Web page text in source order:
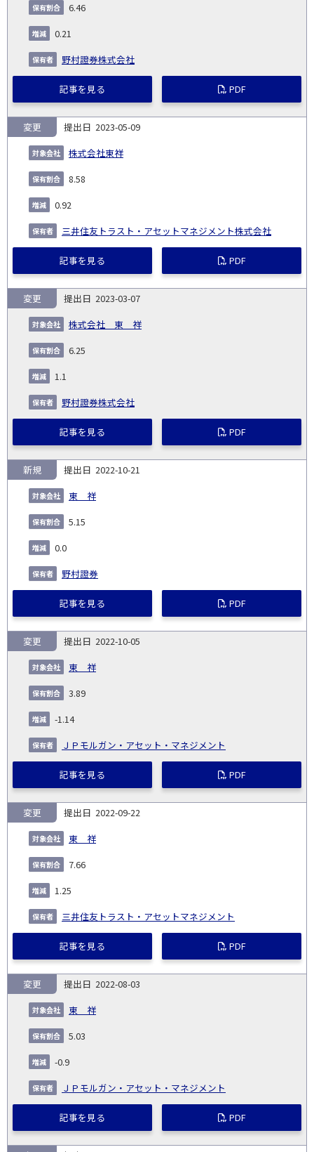
6.46
0.21
野村證券株式会社
記事を見る PDF
2023-05-09
株式会社東祥
変更
8.58
0.92
三井住友トラスト・アセットマネジメント株式会社
記事を見る PDF
2023-03-07
株式会社 東 祥
変更
6.25
1.1
野村證券株式会社
記事を見る PDF
2022-10-21
東 祥
新規
5.15
0.0
野村證券
記事を見る PDF
2022-10-05
東 祥
変更
3.89
-1.14
ＪＰモルガン・アセット・マネジメント
記事を見る PDF
2022-09-22
東 祥
変更
7.66
1.25
三井住友トラスト・アセットマネジメント
記事を見る PDF
2022-08-03
東 祥
変更
5.03
-0.9
ＪＰモルガン・アセット・マネジメント
記事を見る PDF